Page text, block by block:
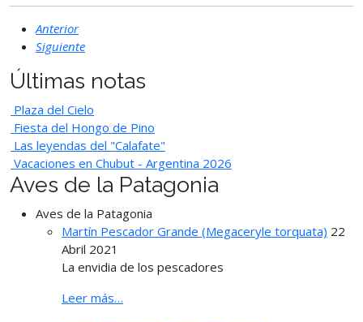
Anterior
Siguiente
Últimas notas
Plaza del Cielo
Fiesta del Hongo de Pino
Las leyendas del "Calafate"
Vacaciones en Chubut - Argentina 2026
Aves de la Patagonia
Aves de la Patagonia
Martín Pescador Grande (Megaceryle torquata) 22
Abril 2021
La envidia de los pescadores
Leer más…